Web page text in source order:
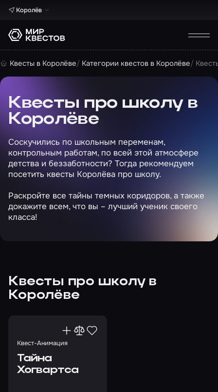
Королёв
Квесты в Королёве Категории квестов в Королёве
Квесты про школу в
Королёве
Соскучились по школьным переменам,
контрольным работам, по всей этой атмосфере
детства и беззаботности? Тогда рекомендуем
посетить квесты Королёва про школу.
Раскройте все тайны темных коридоров, а также
докажите всем, что вы – лучший ученик своего
класса!
Квесты про школу в
Королёве
Квест-Анимация
Тайна
Хогвартса